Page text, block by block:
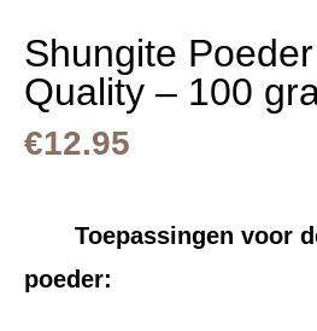
Shungite
Quality – 100
€12.95
Toepassingen voor
poeder: